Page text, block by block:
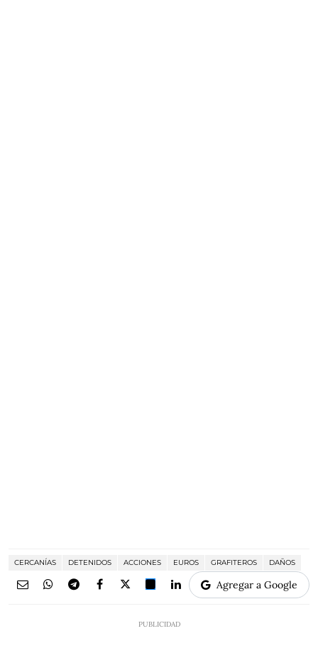
CERCANÍAS DETENIDOS ACCIONES EUROS GRAFITEROS DAÑOS
Agregar a Google